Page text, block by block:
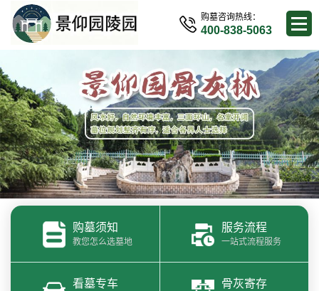
购墓咨询热线：
400-838-5063
购墓须知
教您怎么选墓地
服务流程
一站式流程服务
看墓专车 骨灰寄存